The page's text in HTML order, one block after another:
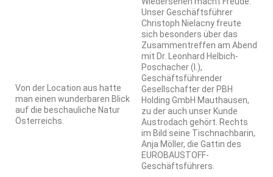
Von der Location aus hatte
man einen wunderbaren Blick
auf die beschauliche Natur
Österreichs.
Unser Geschäftsführer
Christoph Nielacny freute
sich besonders über das
Zusammentreffen am Abend
mit Dr. Leonhard Helbich-
Poschacher (l.),
Geschäftsführender
Gesellschafter der PBH
Holding GmbH Mauthausen,
zu der auch unser Kunde
Austrodach gehört. Rechts
im Bild seine Tischnachbarin,
Anja Möller, die Gattin des
EUROBAUSTOFF-
Geschäftsführers.